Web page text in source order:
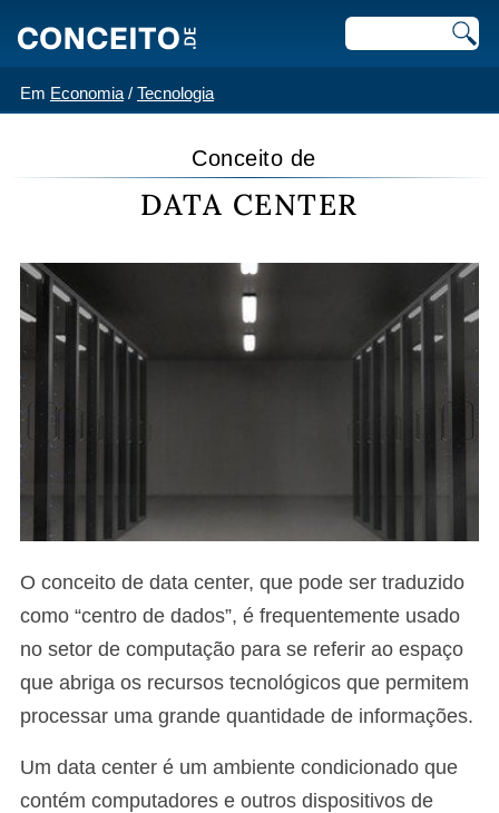
Em Economia / Tecnologia
Conceito de
DATA CENTER
O conceito de data center, que pode ser traduzido
como “centro de dados”, é frequentemente usado
no setor de computação para se referir ao espaço
que abriga os recursos tecnológicos que permitem
processar uma grande quantidade de informações.
Um data center é um ambiente condicionado que
contém computadores e outros dispositivos de